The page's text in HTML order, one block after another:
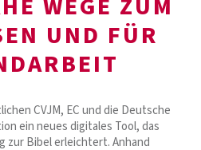
UND FÜR
CVJM, EC und die Deutsche
ein neues digitales Tool, das
zur Bibel erleichtert. Anhand